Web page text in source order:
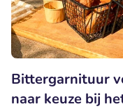
Bittergarnituur
naar keuze bij